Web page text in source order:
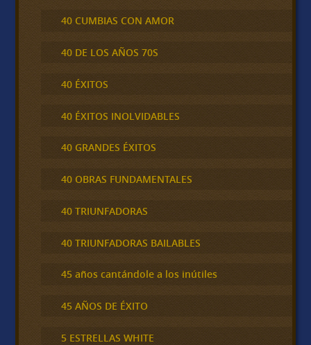
40 CUMBIAS CON AMOR
40 DE LOS AÑOS 70S
40 ÉXITOS
40 ÉXITOS INOLVIDABLES
40 GRANDES ÉXITOS
40 OBRAS FUNDAMENTALES
40 TRIUNFADORAS
40 TRIUNFADORAS BAILABLES
45 años cantándole a los inútiles
45 AÑOS DE ÉXITO
5 ESTRELLAS WHITE